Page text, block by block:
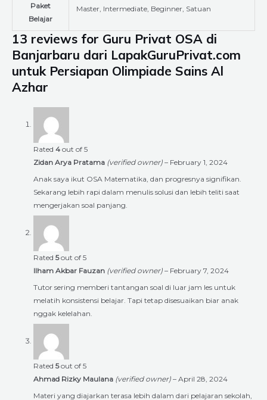
Paket
Belajar
Master, Intermediate, Beginner, Satuan
13 reviews for Guru Privat OSA di
Banjarbaru dari LapakGuruPrivat.com
untuk Persiapan Olimpiade Sains Al
Azhar
Rated 4 out of 5
Zidan Arya Pratama (verified owner) – February 1, 2024
Anak saya ikut OSA Matematika, dan progresnya signifikan.
Sekarang lebih rapi dalam menulis solusi dan lebih teliti saat
mengerjakan soal panjang.
Rated 5out of 5
Ilham Akbar Fauzan (verified owner) – February 7, 2024
Tutor sering memberi tantangan soal di luar jam les untuk
melatih konsistensi belajar. Tapi tetap disesuaikan biar anak
nggak kelelahan.
Rated 5out of 5
Ahmad Rizky Maulana (verified owner) – April 28, 2024
Materi yang diajarkan terasa lebih dalam dari pelajaran sekolah,